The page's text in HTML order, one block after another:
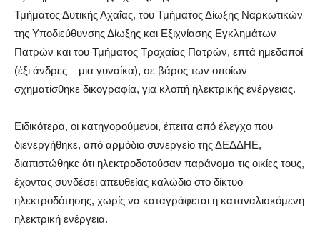
Τμήματος Δυτικής Αχαΐας, του Τμήματος Δίωξης Ναρκωτικών
της Υποδιεύθυνσης Δίωξης και Εξιχνίασης Εγκλημάτων
Πατρών και του Τμήματος Τροχαίας Πατρών, επτά ημεδαποί
(έξι άνδρες – μια γυναίκα), σε βάρος των οποίων
σχηματίσθηκε δικογραφία, για κλοπή ηλεκτρικής ενέργειας.
Ειδικότερα, οι κατηγορούμενοι, έπειτα από έλεγχο που
διενεργήθηκε, από αρμόδιο συνεργείο της ΔΕΔΔΗΕ,
διαπιστώθηκε ότι ηλεκτροδοτούσαν παράνομα τις οικίες τους,
έχοντας συνδέσει απευθείας καλώδιο στο δίκτυο
ηλεκτροδότησης, χωρίς να καταγράφεται η καταναλισκόμενη
ηλεκτρική ενέργεια.